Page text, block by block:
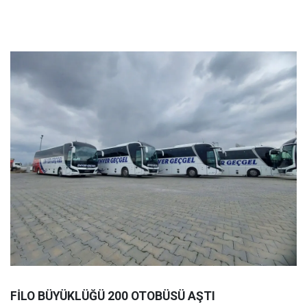
FİLO BÜYÜKLÜĞÜ 200 OTOBÜSÜ AŞTI